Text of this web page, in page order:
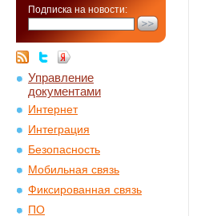
Подписка на новости:
Управление
документами
Интернет
Интеграция
Безопасность
Мобильная связь
Фиксированная связь
ПО